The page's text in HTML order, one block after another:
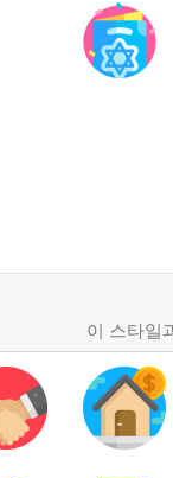
이 스타일